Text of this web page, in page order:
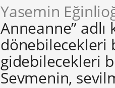
Yasemin
Anneanne”
dönebilecekleri
gidebilecekleri
Sevmenin,